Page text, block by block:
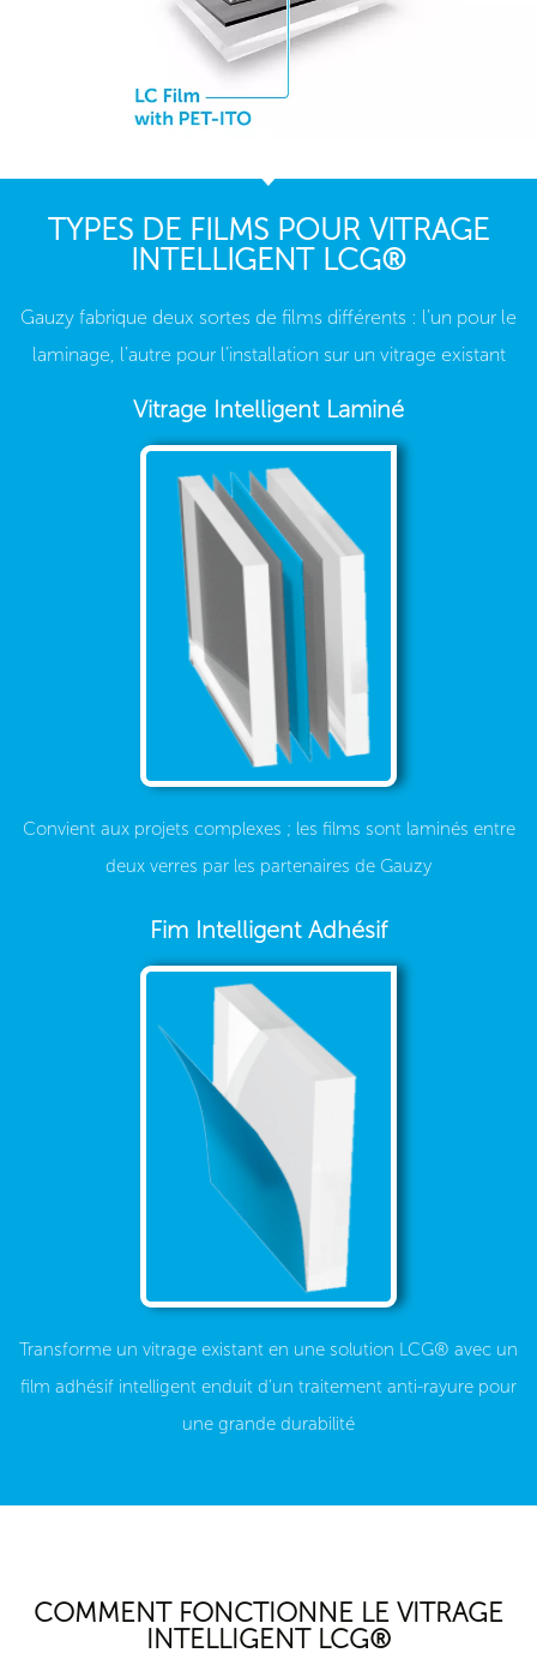
TYPES DE FILMS POUR VITRAGE
INTELLIGENT LCG®
Gauzy fabrique deux sortes de films différents : l’un pour le
laminage, l’autre pour l’installation sur un vitrage existant
Vitrage Intelligent Laminé
Convient aux projets complexes ; les films sont laminés entre
deux verres par les partenaires de Gauzy
Fim Intelligent Adhésif
Transforme un vitrage existant en une solution LCG® avec un
film adhésif intelligent enduit d’un traitement anti-rayure pour
une grande durabilité
COMMENT FONCTIONNE LE VITRAGE
INTELLIGENT LCG®